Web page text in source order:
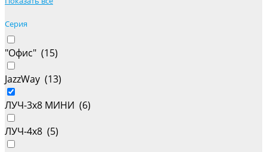
Серия
"Офис" (15)
JazzWay (13)
ЛУЧ-3х8 МИНИ (6)
ЛУЧ-4х8 (5)